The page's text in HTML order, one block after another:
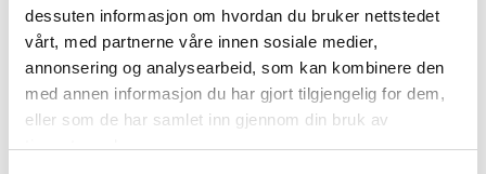
dessuten informasjon om hvordan du bruker nettstedet
vårt, med partnerne våre innen sosiale medier,
annonsering og analysearbeid, som kan kombinere den
med annen informasjon du har gjort tilgjengelig for dem,
eller som de har samlet inn gjennom din bruk av
tjenestene deres.
BLI MED!
Som medlem i kundeklubben vår får du
alltid laveste prisogmange fristende
tilbud!